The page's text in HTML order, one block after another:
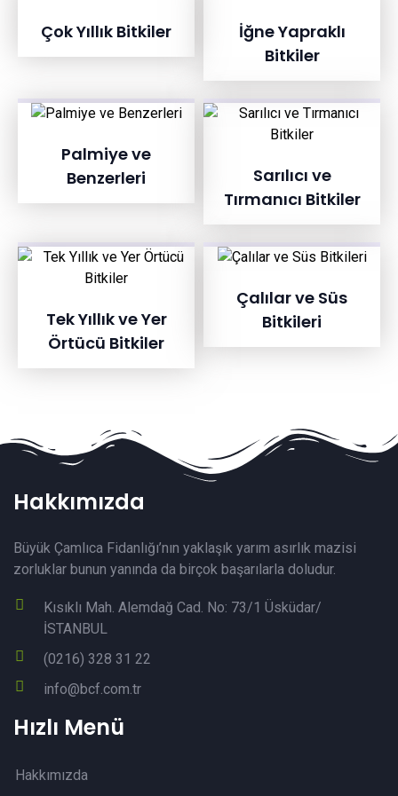
Çok Yıllık Bitkiler
İğne Yapraklı
Bitkiler
Palmiye ve
Benzerleri
Sarılıcı ve
Tırmanıcı Bitkiler
Tek Yıllık ve Yer
Örtücü Bitkiler
Çalılar ve Süs
Bitkileri
Hakkımızda
Büyük Çamlıca Fidanlığı’nın yaklaşık yarım asırlık mazisi
zorluklar bunun yanında da birçok başarılarla doludur.
Kısıklı Mah. Alemdağ Cad. No: 73/1 Üsküdar/
İSTANBUL
(0216) 328 31 22
info@bcf.com.tr
Hızlı Menü
Hakkımızda